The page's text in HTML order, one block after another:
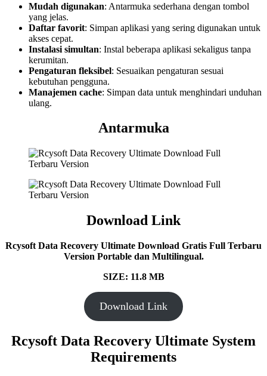
Mudah digunakan: Antarmuka sederhana dengan tombol
yang jelas.
Daftar favorit: Simpan aplikasi yang sering digunakan untuk
akses cepat.
Instalasi simultan: Instal beberapa aplikasi sekaligus tanpa
kerumitan.
Pengaturan fleksibel: Sesuaikan pengaturan sesuai
kebutuhan pengguna.
Manajemen cache: Simpan data untuk menghindari unduhan
ulang.
Antarmuka
Download Link
Rcysoft Data Recovery Ultimate Download Gratis Full Terbaru
Version Portable dan Multilingual.
SIZE: 11.8 MB
Download Link
Rcysoft Data Recovery Ultimate System
Requirements